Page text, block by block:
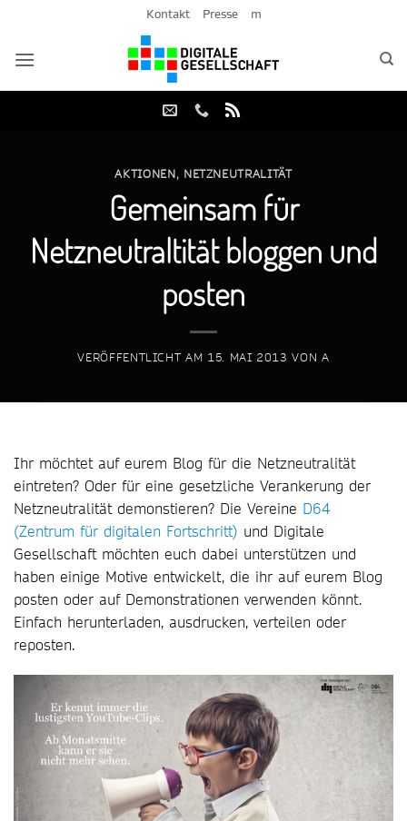
springen
Kontakt Presse m
AKTIONEN, NETZNEUTRALITÄT
Gemeinsam für
Netzneutraltität bloggen und
posten
VERÖFFENTLICHT AM 15. MAI 2013 VON A
Ihr möchtet auf eurem Blog für die Netzneutralität
eintreten? Oder für eine gesetzliche Verankerung der
Netzneutralität demonstieren? Die Vereine D64
(Zentrum für digitalen Fortschritt) und Digitale
Gesellschaft möchten euch dabei unterstützen und
haben einige Motive entwickelt, die ihr auf eurem Blog
posten oder auf Demonstrationen verwenden könnt.
Einfach herunterladen, ausdrucken, verteilen oder
reposten.